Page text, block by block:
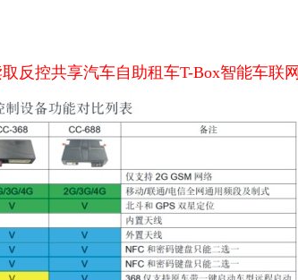
反控共享汽车自助租车T-Box智能车联网